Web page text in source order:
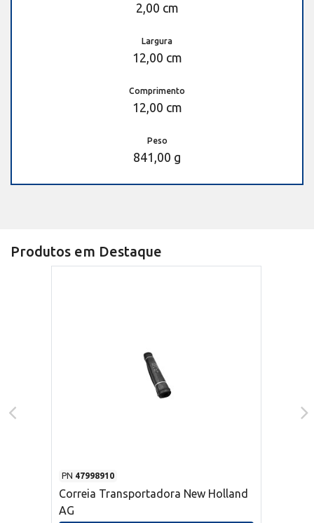
2,00 cm
Largura
12,00 cm
Comprimento
12,00 cm
Peso
841,00 g
Produtos em Destaque
PN 47998910
Correia Transportadora New Holland
AG